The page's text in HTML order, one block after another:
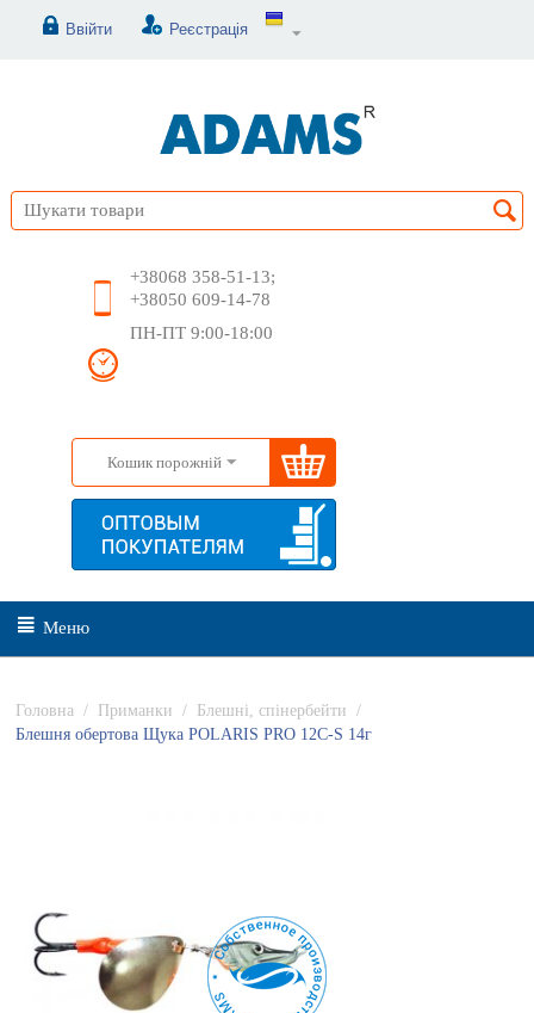
Ввійти Реєстрація
+38068 358-51-13;
+38050 609-14-78
ПН-ПТ 9:00-18:00
Кошик порожній
Меню
Головна / Приманки / Блешні, спінербейти
/
Блешня обертова Щука POLARIS PRO 12C-S 14г